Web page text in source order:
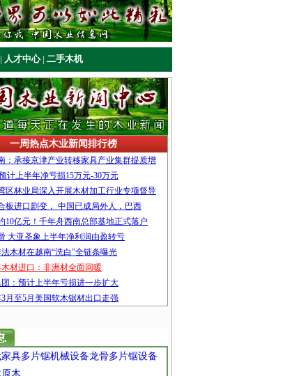
| 人才中心 | 二手木机
具多片锯机械设备龙骨多片锯设备
木